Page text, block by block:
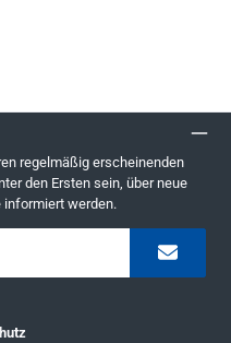
regelmäßig erscheinenden
den Ersten sein, über neue
informiert werden.